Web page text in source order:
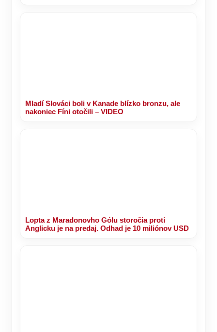
Mladí Slováci boli v Kanade blízko bronzu, ale
nakoniec Fíni otočili – VIDEO
Lopta z Maradonovho Gólu storočia proti
Anglicku je na predaj. Odhad je 10 miliónov USD